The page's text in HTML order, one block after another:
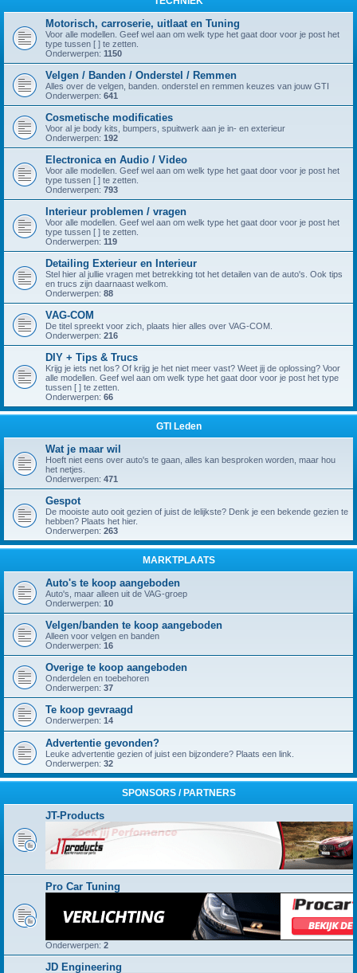
Motorisch, carroserie, uitlaat en Tuning
Voor alle modellen. Geef wel aan om welk type het gaat door voor je post het
type tussen [ ] te zetten.
Onderwerpen: 1150
Velgen / Banden / Onderstel / Remmen
Alles over de velgen, banden. onderstel en remmen keuzes van jouw GTI
Onderwerpen: 641
Cosmetische modificaties
Voor al je body kits, bumpers, spuitwerk aan je in- en exterieur
Onderwerpen: 192
Electronica en Audio / Video
Voor alle modellen. Geef wel aan om welk type het gaat door voor je post het
type tussen [ ] te zetten.
Onderwerpen: 793
Interieur problemen / vragen
Voor alle modellen. Geef wel aan om welk type het gaat door voor je post het
type tussen [ ] te zetten.
Onderwerpen: 119
Detailing Exterieur en Interieur
Stel hier al jullie vragen met betrekking tot het detailen van de auto's. Ook tips
en trucs zijn daarnaast welkom.
Onderwerpen: 88
VAG-COM
De titel spreekt voor zich, plaats hier alles over VAG-COM.
Onderwerpen: 216
DIY + Tips & Trucs
Krijg je iets net los? Of krijg je het niet meer vast? Weet jij de oplossing? Voor
alle modellen. Geef wel aan om welk type het gaat door voor je post het type
tussen [ ] te zetten.
Onderwerpen: 66
GTI Leden
Wat je maar wil
Hoeft niet eens over auto's te gaan, alles kan besproken worden, maar hou
het netjes.
Onderwerpen: 471
Gespot
De mooiste auto ooit gezien of juist de lelijkste? Denk je een bekende gezien te
hebben? Plaats het hier.
Onderwerpen: 263
MARKTPLAATS
Auto's te koop aangeboden
Auto's, maar alleen uit de VAG-groep
Onderwerpen: 10
Velgen/banden te koop aangeboden
Alleen voor velgen en banden
Onderwerpen: 16
Overige te koop aangeboden
Onderdelen en toebehoren
Onderwerpen: 37
Te koop gevraagd
Onderwerpen: 14
Advertentie gevonden?
Leuke advertentie gezien of juist een bijzondere? Plaats een link.
Onderwerpen: 32
SPONSORS / PARTNERS
JT-Products
Pro Car Tuning
Onderwerpen: 2
JD Engineering